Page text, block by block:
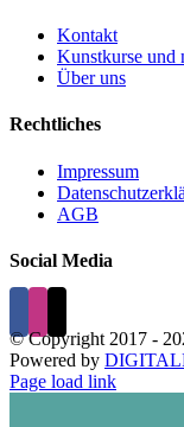
Kontakt
Kunstkurse und
Über uns
Rechtliches
Impressum
AGB
Social Media
© Copyright 2017 -
Powered by
Page load link